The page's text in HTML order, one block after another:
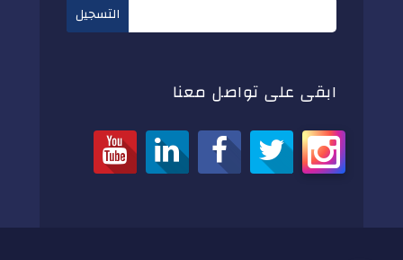
ابقى على تواصل معنا